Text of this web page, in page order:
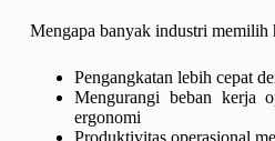
Mengapa banyak industri memilih
Pengangkatan lebih cepat
Mengurangi beban kerja
ergonomi
Produktivitas operasional